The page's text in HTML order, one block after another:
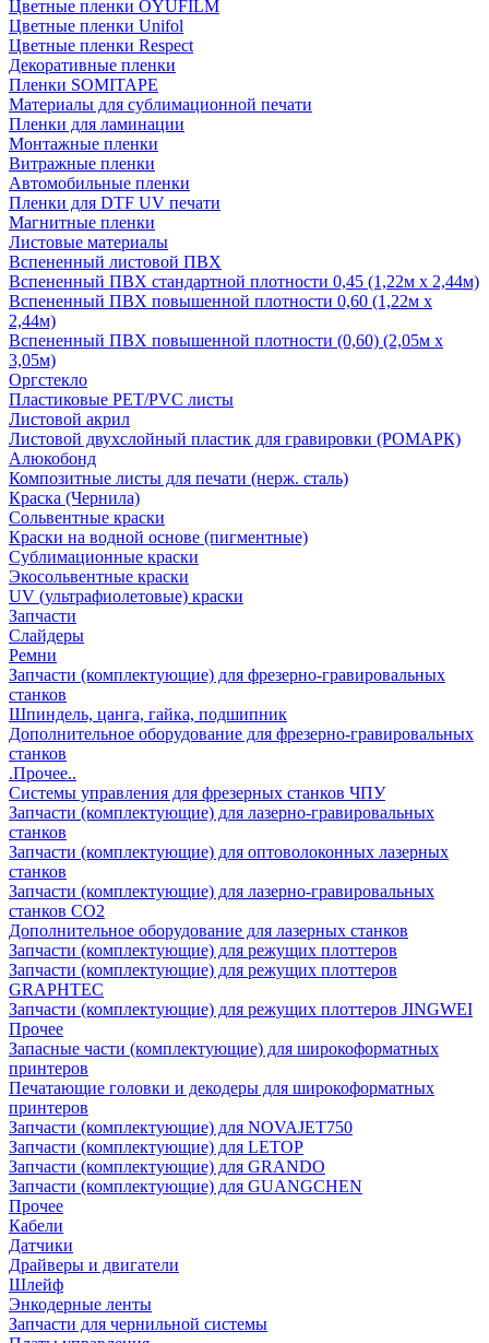
Цветные пленки OYUFILM
Цветные пленки Unifol
Цветные пленки Respect
Декоративные пленки
Пленки SOMITAPE
Материалы для сублимационной печати
Пленки для ламинации
Монтажные пленки
Витражные пленки
Автомобильные пленки
Пленки для DTF UV печати
Магнитные пленки
Листовые материалы
Вспененный листовой ПВХ
Вспененный ПВХ стандартной плотности 0,45 (1,22м х 2,44м)
Вспененный ПВХ повышенной плотности 0,60 (1,22м х
2,44м)
Вспененный ПВХ повышенной плотности (0,60) (2,05м х
3,05м)
Оргстекло
Пластиковые PET/PVC листы
Листовой акрил
Листовой двухслойный пластик для гравировки (РОМАРК)
Алюкобонд
Композитные листы для печати (нерж. сталь)
Краска (Чернила)
Сольвентные краски
Краски на водной основе (пигментные)
Сублимационные краски
Экосольвентные краски
UV (ультрафиолетовые) краски
Запчасти
Слайдеры
Ремни
Запчасти (комплектующие) для фрезерно-гравировальных
станков
Шпиндель, цанга, гайка, подшипник
Дополнительное оборудование для фрезерно-гравировальных
станков
.Прочее..
Системы управления для фрезерных станков ЧПУ
Запчасти (комплектующие) для лазерно-гравировальных
станков
Запчасти (комплектующие) для оптоволоконных лазерных
станков
Запчасти (комплектующие) для лазерно-гравировальных
станков CO2
Дополнительное оборудование для лазерных станков
Запчасти (комплектующие) для режущих плоттеров
Запчасти (комплектующие) для режущих плоттеров
GRAPHTEC
Запчасти (комплектующие) для режущих плоттеров JINGWEI
Прочее
Запасные части (комплектующие) для широкоформатных
принтеров
Печатающие головки и декодеры для широкоформатных
принтеров
Запчасти (комплектующие) для NOVAJET750
Запчасти (комплектующие) для LETOP
Запчасти (комплектующие) для GRANDO
Запчасти (комплектующие) для GUANGCHEN
Прочее
Кабели
Датчики
Драйверы и двигатели
Шлейф
Энкодерные ленты
Запчасти для чернильной системы